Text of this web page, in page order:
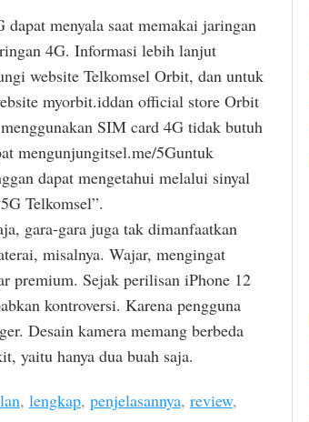
menyala saat memakai jaringan
4G. Informasi lebih lanjut
website Telkomsel Orbit, dan untuk
myorbit.iddan official store Orbit
SIM card 4G tidak butuh
mengunjungitsel.me/5Guntuk
dapat mengetahui melalui sinyal
Telkomsel”.
gara-gara juga tak dimanfaatkan
misalnya. Wajar, mengingat
premium. Sejak perilisan iPhone 12
kontroversi. Karena pengguna
Desain kamera memang berbeda
yaitu hanya dua buah saja.
, lengkap, penjelasannya, review,